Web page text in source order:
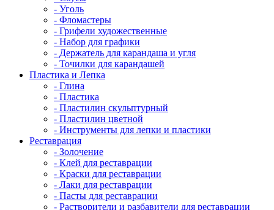
- Уголь
- Фломастеры
- Грифели художественные
- Набор для графики
- Держатель для карандаша и угля
- Точилки для карандашей
Пластика и Лепка
- Глина
- Пластика
- Пластилин скульптурный
- Пластилин цветной
- Инструменты для лепки и пластики
Реставрация
- Золочение
- Клей для реставрации
- Краски для реставрации
- Лаки для реставрации
- Пасты для реставрации
- Растворители и разбавители для реставрации